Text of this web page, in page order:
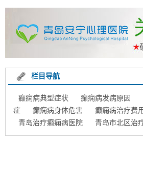
栏目导航
癫痫病典型症状 癫痫病发病原因
症
癫痫病身体危害 癫痫病治疗费
青岛治疗癫痫病医院
青岛市北区治